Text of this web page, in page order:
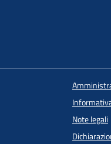
Note legali